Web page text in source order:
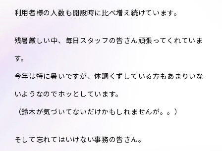
利用者様の人数も開設時に比べ増え続けています。
残暑厳しい中、毎日スタッフの皆さん頑張ってくれていま
す。
今年は特に暑いですが、体調くずしている方もあまりいな
いようなのでホッとしています。
（鈴木が気づいてないだけかもしれませんが。。）
そして忘れてはいけない事務の皆さん。